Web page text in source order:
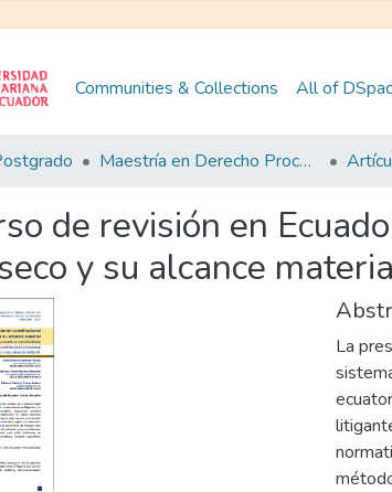
Communities & Collections All of
Maestría en Derecho Procesal
de revisión en
y su alcance
La